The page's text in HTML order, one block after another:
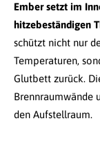
Ember setzt im
hitzebeständigen
schützt nicht nur
Temperaturen,
Glutbett zurück.
Brennraumwände
den Aufstellraum.